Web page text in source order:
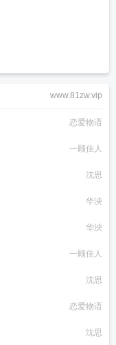
www.81zw.vip
恋爱物语
一顾佳人
沈思
华泱
华泱
一顾佳人
沈思
恋爱物语
沈思